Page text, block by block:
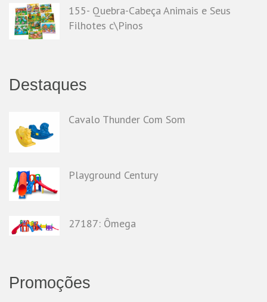
155- Quebra-Cabeça Animais e Seus
Filhotes c\Pinos
Destaques
Cavalo Thunder Com Som
Playground Century
27187: Ômega
Promoções